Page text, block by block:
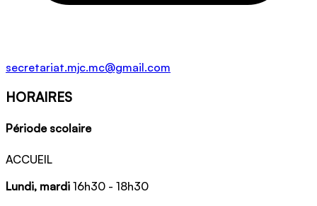
secretariat.mjc.mc@gmail.com
HORAIRES
Période scolaire
ACCUEIL
Lundi, mardi 16h30 - 18h30